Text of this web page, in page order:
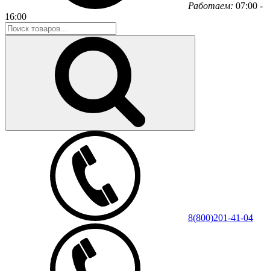
Работаем: 07:00 -
16:00
8(800)201-41-04